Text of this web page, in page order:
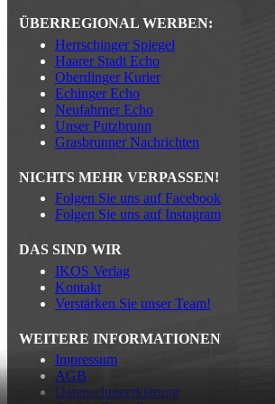
ÜBERREGIONAL WERBEN:
Herrschinger Spiegel
Haarer Stadt Echo
Oberdinger Kurier
Echinger Echo
Neufahrner Echo
Unser Putzbrunn
Grasbrunner Nachrichten
NICHTS MEHR VERPASSEN!
Folgen Sie uns auf Facebook
Folgen Sie uns auf Instagram
DAS SIND WIR
IKOS Verlag
Kontakt
Verstärken Sie unser Team!
WEITERE INFORMATIONEN
Impressum
AGB
Datenschutzerklärung